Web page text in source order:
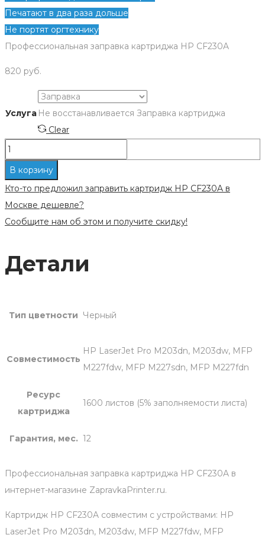
Печатают в два раза дольше
Не портят оргтехнику
Профессиональная заправка картриджа HP CF230A
820 руб.
Услуга Не восстанавливается Заправка картриджа
Clear
Количество
Заправка
картриджа
В корзину
Кто-то предложил заправить картридж HP CF230A в
Москве дешевле?
Сообщите нам об этом и получите скидку!
Детали
Тип цветности Черный
Совместимость
HP LaserJet Pro M203dn, M203dw, MFP
M227fdw, MFP M227sdn, MFP M227fdn
Ресурс
картриджа
1600 листов (5% заполняемости листа)
Гарантия, мес. 12
Профессиональная заправка картриджа HP CF230A в
интернет-магазине ZapravkaPrinter.ru.
Картридж HP CF230A совместим с устройствами: HP
LaserJet Pro M203dn, M203dw, MFP M227fdw, MFP